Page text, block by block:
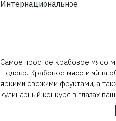
Интернациональное
Самое простое крабовое мясо
шедевр. Крабовое мясо и яйца
яркими свежими фруктами, а
кулинарный конкурс в глазах